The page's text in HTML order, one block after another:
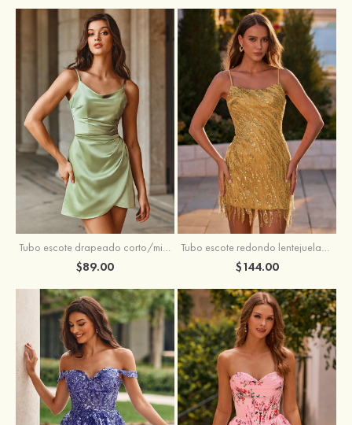
Tubo escote drapeado corto/mini tela charmeuse vestido para homecoming
$89.00
Tubo escote redondo lentejuelas corto vestido para homecoming
$144.00